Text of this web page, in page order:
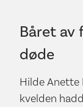
Båret av
døde
Hilde Anette
kvelden